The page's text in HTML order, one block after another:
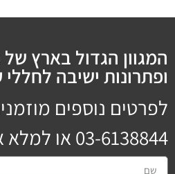
המגוון הגדול בארץ
ופתרונות ישיבה
לפרטים נוספים
03-6138844 או למלא